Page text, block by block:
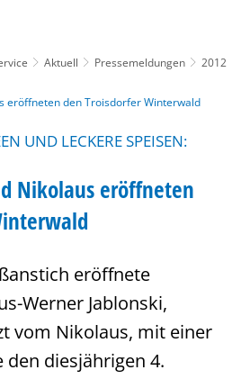
Aktuell Pressemeldungen
2012
eröffneten den Troisdorfer Winterwald
UND LECKERE SPEISEN:
Nikolaus eröffneten
eröffnete
Werner Jablonski,
vom Nikolaus, mit einer
den diesjährigen 4.